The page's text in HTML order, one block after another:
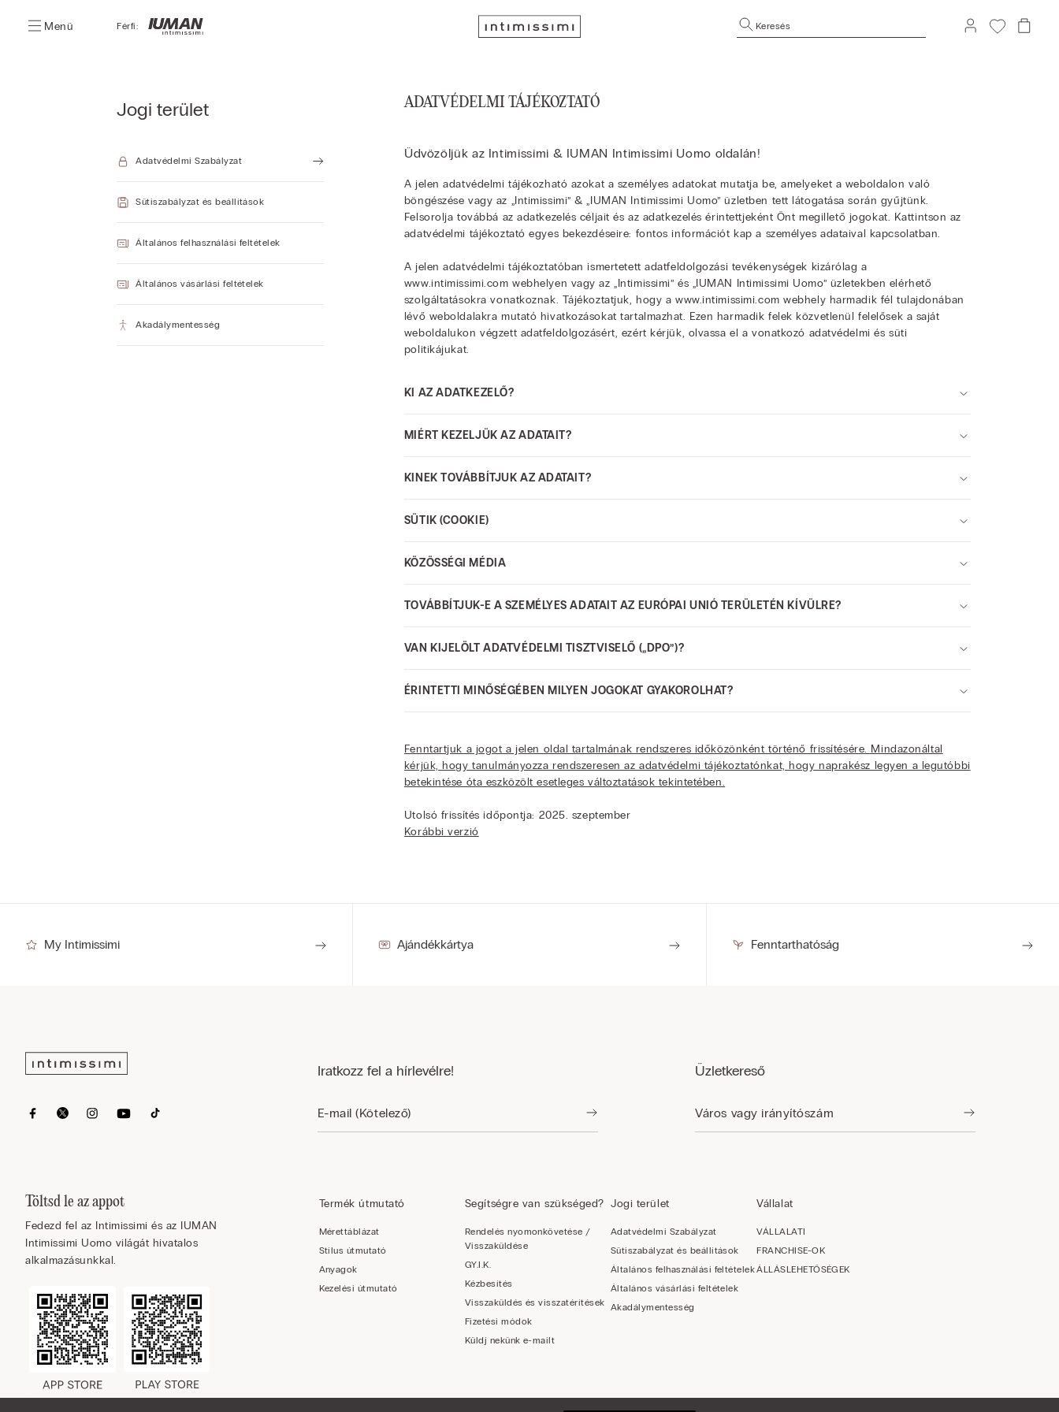
Menü Férfi: Keresés
Jogi terület
Adatvédelmi Szabályzat
Sütiszabályzat és beállítások
Általános felhasználási feltételek
Általános vásárlási feltételek
Akadálymentesség
ADATVÉDELMI TÁJÉKOZTATÓ
Üdvözöljük az Intimissimi & IUMAN Intimissimi Uomo oldalán!
A jelen adatvédelmi tájékozható azokat a személyes adatokat mutatja be, amelyeket a weboldalon való
böngészése vagy az „Intimissimi” & „IUMAN Intimissimi Uomo” üzletben tett látogatása során gyűjtünk.
Felsorolja továbbá az adatkezelés céljait és az adatkezelés érintettjeként Önt megillető jogokat. Kattintson az
adatvédelmi tájékoztató egyes bekezdéseire: fontos információt kap a személyes adataival kapcsolatban.
A jelen adatvédelmi tájékoztatóban ismertetett adatfeldolgozási tevékenységek kizárólag a
www.intimissimi.com webhelyen vagy az „Intimissimi” és „IUMAN Intimissimi Uomo” üzletekben elérhető
szolgáltatásokra vonatkoznak. Tájékoztatjuk, hogy a www.intimissimi.com webhely harmadik fél tulajdonában
lévő weboldalakra mutató hivatkozásokat tartalmazhat. Ezen harmadik felek közvetlenül felelősek a saját
weboldalukon végzett adatfeldolgozásért, ezért kérjük, olvassa el a vonatkozó adatvédelmi és süti
politikájukat.
KI AZ ADATKEZELŐ?
MIÉRT KEZELJÜK AZ ADATAIT?
KINEK TOVÁBBÍTJUK AZ ADATAIT?
SÜTIK (COOKIE)
KÖZÖSSÉGI MÉDIA
TOVÁBBÍTJUK-E A SZEMÉLYES ADATAIT AZ EURÓPAI UNIÓ TERÜLETÉN KÍVÜLRE?
VAN KIJELÖLT ADATVÉDELMI TISZTVISELŐ („DPO”)?
ÉRINTETTI MINŐSÉGÉBEN MILYEN JOGOKAT GYAKOROLHAT?
Fenntartjuk a jogot a jelen oldal tartalmának rendszeres időközönként történő frissítésére. Mindazonáltal
kérjük, hogy tanulmányozza rendszeresen az adatvédelmi tájékoztatónkat, hogy naprakész legyen a legutóbbi
betekintése óta eszközölt esetleges változtatások tekintetében.
Utolsó frissítés időpontja: 2025. szeptember
Korábbi verzió
My Intimissimi Ajándékkártya Fenntarthatóság
Töltsd le az appot
Fedezd fel az Intimissimi és az IUMAN
Intimissimi Uomo világát hivatalos
alkalmazásunkkal.
Iratkozz fel a hírlevélre! Üzletkereső
Termék útmutató
Mérettáblázat
Stílus útmutató
Anyagok
Kezelési útmutató
Segítségre van szükséged?
Rendelés nyomonkövetése /
Visszaküldése
GY.I.K.
Kézbesítés
Visszaküldés és visszatérítések
Fizetési módok
Küldj nekünk e-mailt
Jogi terület
Adatvédelmi Szabályzat
Sütiszabályzat és beállítások
Általános felhasználási feltételek
Általános vásárlási feltételek
Akadálymentesség
Vállalat
VÁLLALATI
FRANCHISE-OK
ÁLLÁSLEHETŐSÉGEK